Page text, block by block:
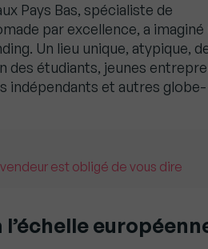
Pays Bas, spécialiste de
par excellence, a imaginé
Un lieu unique, atypique,
des étudiants, jeunes
indépendants et autres globe-
est obligé de vous dire